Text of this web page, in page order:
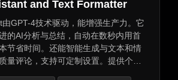
and Text Formatter
GPT-4技术驱动，能增强生产力。它
的AI分析与总结，自动在数秒内用首
节省时间。还能智能生成与文本和情
量评论，支持可定制设置。提供个人